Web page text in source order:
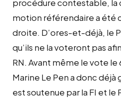
procédure contestable,
motion référendaire a été
droite. D’ores-et-déjà, le
qu’ils ne la voteront pas
RN. Avant même le vote
Marine Le Pen a donc
est soutenue par la FI et le